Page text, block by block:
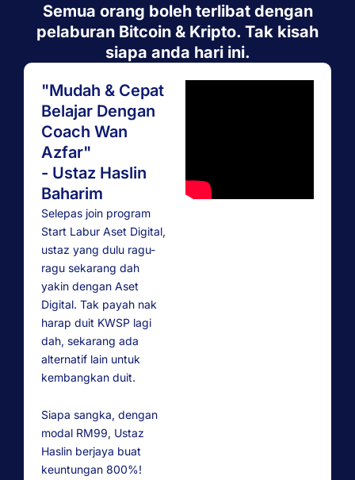
Semua orang boleh terlibat dengan
pelaburan Bitcoin & Kripto. Tak kisah
siapa anda hari ini.
"Mudah & Cepat
Belajar Dengan
Coach Wan
Azfar"
- Ustaz Haslin
Baharim
Selepas join program
Start Labur Aset Digital,
ustaz yang dulu ragu-
ragu sekarang dah
yakin dengan Aset
Digital. Tak payah nak
harap duit KWSP lagi
dah, sekarang ada
alternatif lain untuk
kembangkan duit.
Siapa sangka, dengan
modal RM99, Ustaz
Haslin berjaya buat
keuntungan 800%!